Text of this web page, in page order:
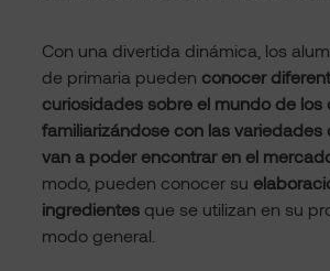
Con una divertida dinámica, los
de primaria pueden conocer
curiosidades sobre el mundo de los
familiarizándose con las variedades
van a poder encontrar en el
modo, pueden conocer su
ingredientes que se utilizan en su
modo general.